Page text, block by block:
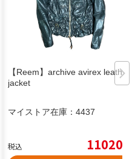
【Reem】archive avirex leather
jacket
マイストア在庫： 4437
税込 11020